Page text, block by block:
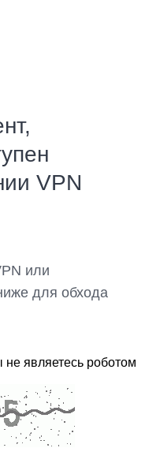
VPN
или
для обхода
являетесь роботом